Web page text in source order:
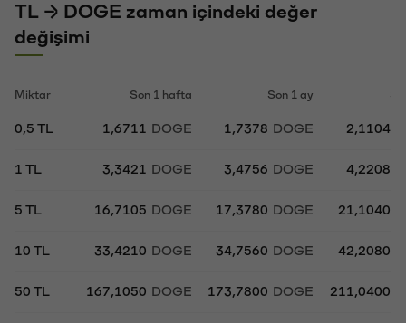
TL → DOGE zaman içindeki değer
değişimi
Miktar Son 1 hafta Son 1 ay
0,5 TL 1,6711 DOGE 1,7378 DOGE 2,1104
1 TL 3,3421 DOGE 3,4756 DOGE 4,2208
5 TL 16,7105 DOGE 17,3780 DOGE 21,1040
10 TL 33,4210 DOGE 34,7560 DOGE 42,2080
50 TL 167,1050 DOGE 173,7800 DOGE 211,0400